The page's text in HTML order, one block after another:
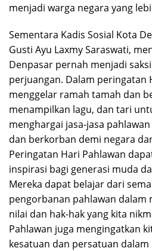
menjadi warga negara yang
Sementara Kadis Sosial Kota
Gusti Ayu Laxmy Saraswati,
Denpasar pernah menjadi
perjuangan. Dalam peringatan
menggelar ramah tamah dan
menampilkan lagu, dan tari
menghargai jasa-jasa
dan berkorban demi negara
Peringatan Hari Pahlawan
inspirasi bagi generasi muda
Mereka dapat belajar dari
pengorbanan pahlawan dalam
nilai dan hak-hak yang kita
Pahlawan juga mengingatkan
kesatuan dan persatuan